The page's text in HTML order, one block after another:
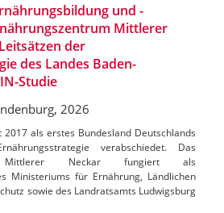
und -
Mittlerer
der
des Landes Baden-
Studie
2026
als erstes Bundesland Deutschlands
verabschiedet. Das
Mittlerer Neckar fungiert als
Ministeriums für Ernährung, Ländlichen
sowie des Landratsamts Ludwigsburg